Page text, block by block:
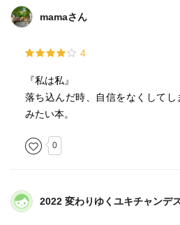
選択した責任があるから成長できる
mamaさん
4
『私は私』
落ち込んだ時、自信をなくして
みたい本。
0
2022 変わりゆくユキチャンデ